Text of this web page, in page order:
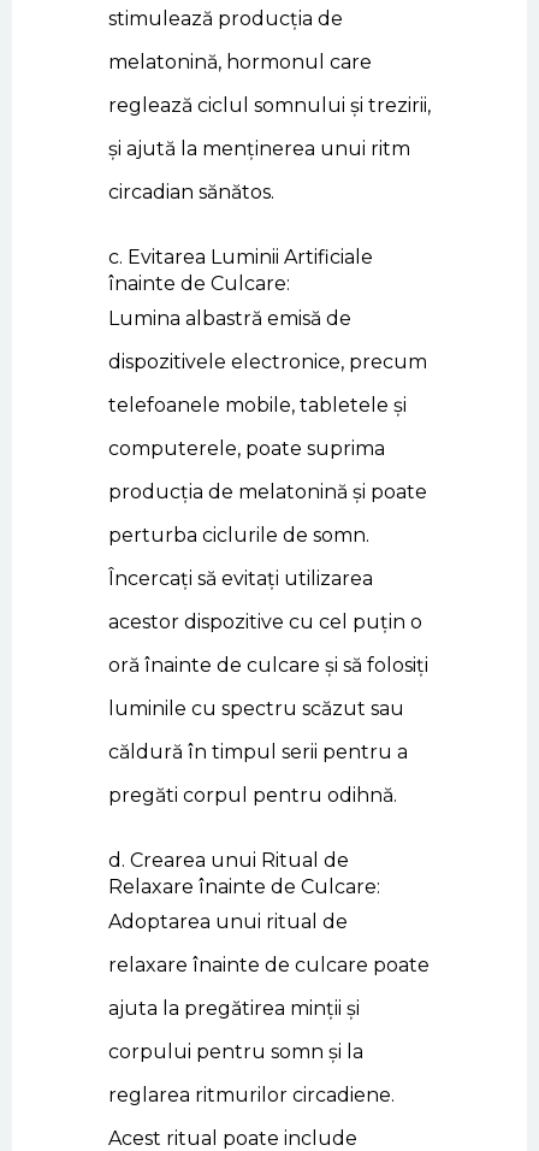
stimulează producția de
melatonină, hormonul care
reglează ciclul somnului și trezirii,
și ajută la menținerea unui ritm
circadian sănătos.
c. Evitarea Luminii Artificiale
înainte de Culcare:
Lumina albastră emisă de
dispozitivele electronice, precum
telefoanele mobile, tabletele și
computerele, poate suprima
producția de melatonină și poate
perturba ciclurile de somn.
Încercați să evitați utilizarea
acestor dispozitive cu cel puțin o
oră înainte de culcare și să folosiți
luminile cu spectru scăzut sau
căldură în timpul serii pentru a
pregăti corpul pentru odihnă.
d. Crearea unui Ritual de
Relaxare înainte de Culcare:
Adoptarea unui ritual de
relaxare înainte de culcare poate
ajuta la pregătirea minții și
corpului pentru somn și la
reglarea ritmurilor circadiene.
Acest ritual poate include